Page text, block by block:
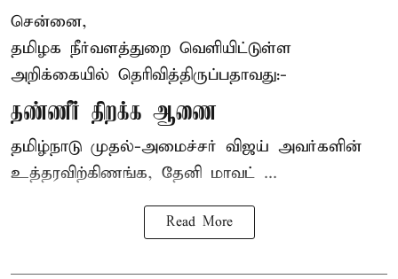
சென்னை,
தமிழக நீர்வளத்துறை வெளியிட்டுள்ள
அறிக்கையில் தெரிவித்திருப்பதாவது:-
தண்ணீர் திறக்க ஆணை
தமிழ்நாடு முதல்-அமைச்சர் விஜய் அவர்களின்
உத்தரவிற்கிணங்க, தேனி மாவட் ...
Read More